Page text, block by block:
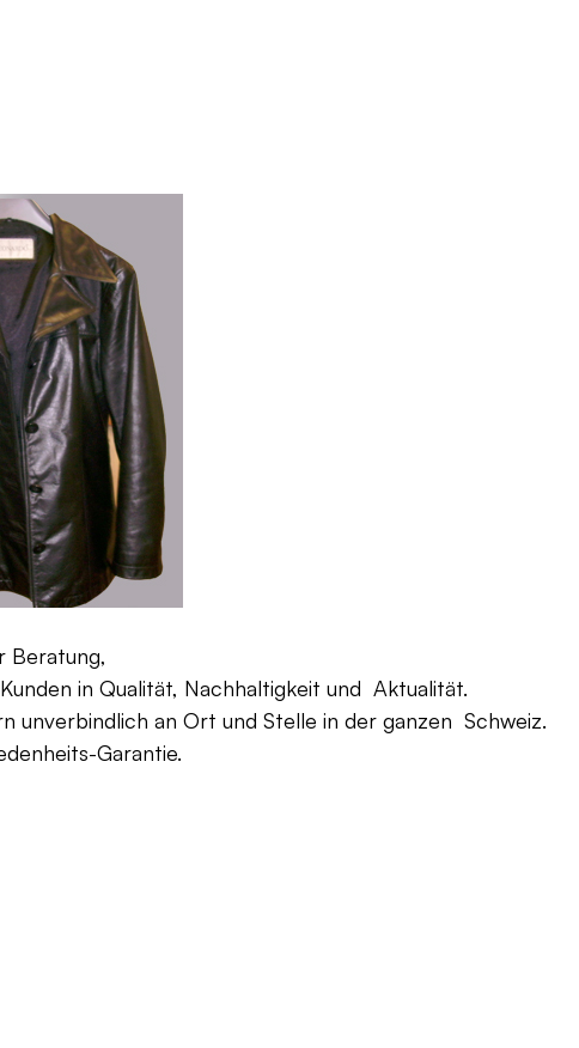
Beratung,
in Qualität, Nachhaltigkeit und Aktualität.
unverbindlich an Ort und Stelle in der ganzen Schweiz.
Garantie.